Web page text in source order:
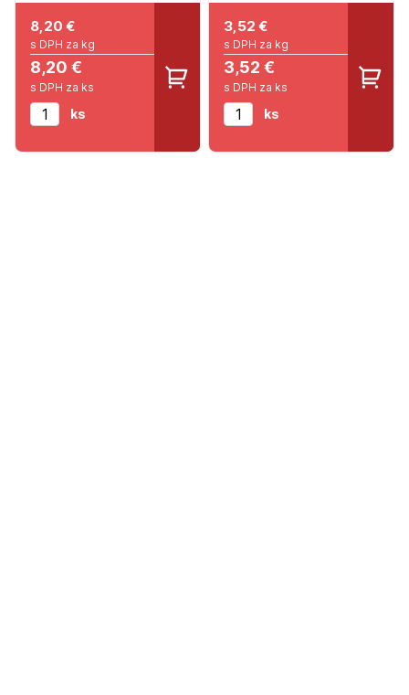
8,20 €
s DPH za kg
8,20 €
s DPH za ks
ks
3,52 €
s DPH za kg
3,52 €
s DPH za ks
ks